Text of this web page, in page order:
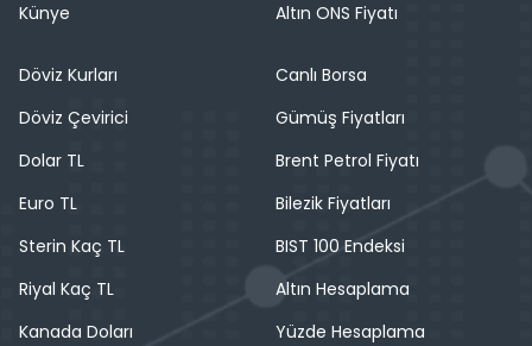
Künye
Altın ONS Fiyatı
Döviz Kurları
Döviz Çevirici
Dolar TL
Euro TL
Sterin Kaç TL
Riyal Kaç TL
Kanada Doları
Canlı Borsa
Gümüş Fiyatları
Brent Petrol Fiyatı
Bilezik Fiyatları
BIST 100 Endeksi
Altın Hesaplama
Yüzde Hesaplama